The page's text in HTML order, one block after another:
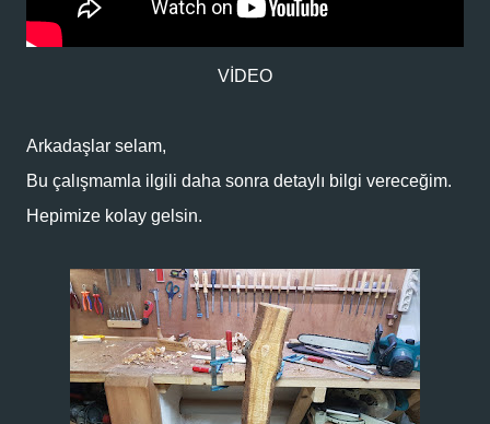
VİDEO
Arkadaşlar selam,
Bu çalışmamla ilgili daha sonra detaylı bilgi vereceğim.
Hepimize kolay gelsin.